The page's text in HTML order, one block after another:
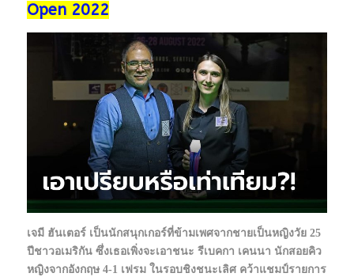
Open 2022
เจมี ฮันเตอร์ เป็นนักสนุกเกอร์ที่ข้ามเพศจากชายเป็นหญิงวัย 25
ปีชาวอเมริกัน ซึ่งเธอเพิ่งจะเอาชนะ รีเบคกา เคนนา นักสอยคิว
หญิงจากอังกฤษ 4-1 เฟรม ในรอบชิงชนะเลิศ คว้าแชมป์รายการ